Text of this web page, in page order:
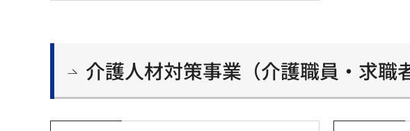
介護人材対策事業（介護職員・求職